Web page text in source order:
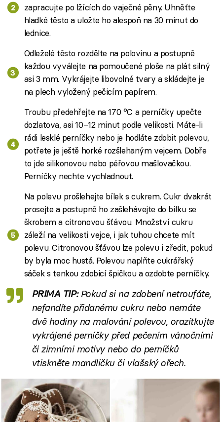
zapracujte po lžících do vaječné pěny. Uhněťte
hladké těsto a uložte ho alespoň na 30 minut do
lednice.
Odleželé těsto rozdělte na polovinu a postupně
každou vyválejte na pomoučené ploše na plát silný
asi 3 mm. Vykrájejte libovolné tvary a skládejte je
na plech vyložený pečicím papírem.
Troubu předehřejte na 170 °C a perníčky upečte
dozlatova, asi 10–12 minut podle velikosti. Máte-li
rádi lesklé perníčky nebo je hodláte zdobit polevou,
potřete je ještě horké rozšlehaným vejcem. Dobře
to jde silikonovou nebo péřovou mašlovačkou.
Perníčky nechte vychladnout.
Na polevu prošlehejte bílek s cukrem. Cukr dvakrát
prosejte a postupně ho zašlehávejte do bílku se
škrobem a citronovou šťávou. Množství cukru
záleží na velikosti vejce, i jak tuhou chcete mít
polevu. Citronovou šťávou lze polevu i zředit, pokud
by byla moc hustá. Polevou naplňte cukrářský
sáček s tenkou zdobicí špičkou a ozdobte perníčky.
PRIMA TIP:Pokud si na zdobení netroufáte,
nefandíte přidanému cukru nebo nemáte
dvě hodiny na malování polevou, orazítkujte
vykrájené perníčky před pečením vánočními
či zimními motivy nebo do perníčků
vtiskněte mandličku či vlašský ořech.